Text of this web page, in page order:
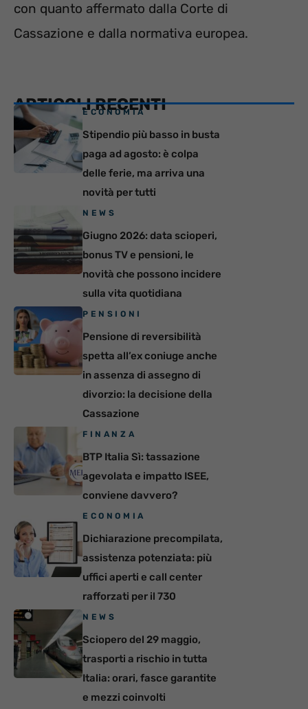
con quanto affermato dalla Corte di
Cassazione e dalla normativa europea.
ARTICOLI RECENTI
ECONOMIA
Stipendio più basso in busta
paga ad agosto: è colpa
delle ferie, ma arriva una
novità per tutti
NEWS
Giugno 2026: data scioperi,
bonus TV e pensioni, le
novità che possono incidere
sulla vita quotidiana
PENSIONI
Pensione di reversibilità
spetta all’ex coniuge anche
in assenza di assegno di
divorzio: la decisione della
Cassazione
FINANZA
BTP Italia Sì: tassazione
agevolata e impatto ISEE,
conviene davvero?
ECONOMIA
Dichiarazione precompilata,
assistenza potenziata: più
uffici aperti e call center
rafforzati per il 730
NEWS
Sciopero del 29 maggio,
trasporti a rischio in tutta
Italia: orari, fasce garantite
e mezzi coinvolti